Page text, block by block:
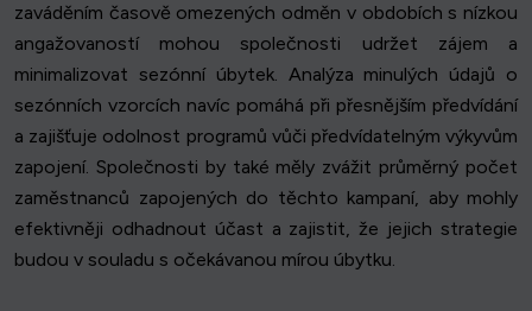
zaváděním časově omezených odměn v obdobích s nízkou
angažovaností mohou společnosti udržet zájem a
minimalizovat sezónní úbytek. Analýza minulých údajů o
sezónních vzorcích navíc pomáhá při přesnějším předvídání
a zajišťuje odolnost programů vůči předvídatelným výkyvům
zapojení. Společnosti by také měly zvážit průměrný počet
zaměstnanců zapojených do těchto kampaní, aby mohly
efektivněji odhadnout účast a zajistit, že jejich strategie
budou v souladu s očekávanou mírou úbytku.